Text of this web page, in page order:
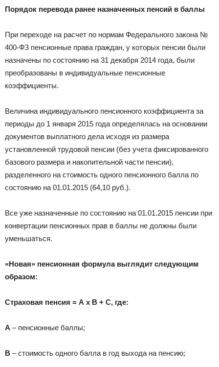
Порядок перевода ранее назначенных пенсий в баллы
При переходе на расчет по нормам Федерального закона №
400-ФЗ пенсионные права граждан, у которых пенсии были
назначены по состоянию на 31 декабря 2014 года, были
преобразованы в индивидуальные пенсионные
коэффициенты.
Величина индивидуального пенсионного коэффициента за
периоды до 1 января 2015 года определялась на основании
документов выплатного дела исходя из размера
установленной трудовой пенсии (без учета фиксированного
базового размера и накопительной части пенсии),
разделенного на стоимость одного пенсионного балла по
состоянию на 01.01.2015 (64,10 руб.).
Все уже назначенные по состоянию на 01.01.2015 пенсии при
конвертации пенсионных прав в баллы не должны были
уменьшаться.
«Новая» пенсионная формула выглядит следующим
образом:
Страховая пенсия = А х В + С, где:
А – пенсионные баллы;
В – стоимость одного балла в год выхода на пенсию;